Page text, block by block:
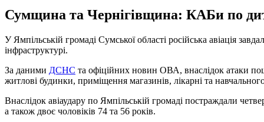
Сумщина та Чернігівщина: КАБи по
У Ямпільській громаді Сумської області російська авіація
інфраструктурі.
За даними ДСНС та офіційних новин ОВА, внаслідок атаки
житлові будинки, приміщення магазинів, лікарні та
Внаслідок авіаудару по Ямпільській громаді постраждали
а також двоє чоловіків 74 та 56 років.